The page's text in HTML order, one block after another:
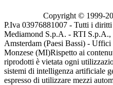
Copyright © 1999-
P.Iva 03976881007 - Tutti i
Mediamond S.p.A. - RTI S.p.A.,
Amsterdam (Paesi Bassi) -
Monzese (MI)Rispetto ai
riprodotti è vietata ogni
sistemi di intelligenza artificiale
espresso di utilizzare mezzi